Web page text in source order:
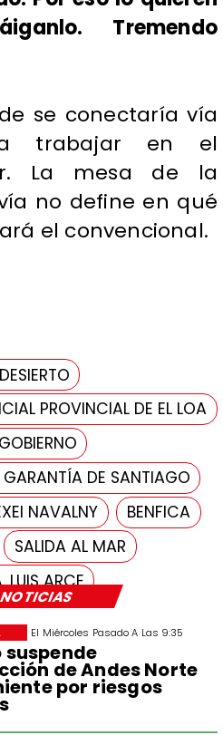
El Miércoles Pasado A Las 9:35
suspende
de Andes Norte
por riesgos
Tremendo
se conectaría vía
trabajar en el
La mesa de la
no define en qué
el convencional.
PROVINCIAL DE EL LOA
DE SANTIAGO
NAVALNY
BENFICA
SALIDA AL MAR
LUIS ARCE